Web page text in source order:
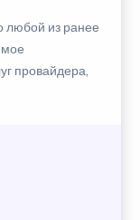
любой из ранее
провайдера,